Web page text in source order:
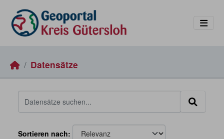
Datensätze
Sortieren nach